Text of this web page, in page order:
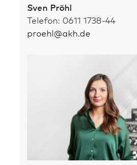
Sven Pröhl
Telefon: 0611 1738-44
proehl@akh.de